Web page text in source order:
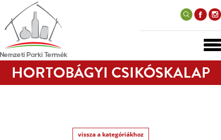
HORTOBÁGYI CSIKÓSKALAP
vissza a kategóriákhoz